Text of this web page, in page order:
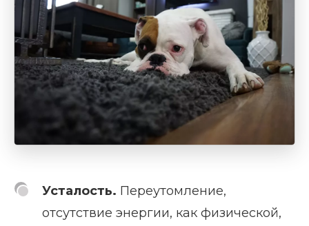
Усталость. Переутомление,
отсутствие энергии, как физической,